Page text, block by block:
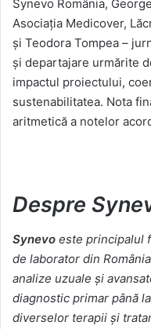
Synevo România,
Asociația Medicover,
și Teodora Tompea –
și departajare urmărite
impactul proiectului,
sustenabilitatea. Nota
aritmetică a notelor
Despre
Synevo este principalul
de laborator din
analize uzuale și
diagnostic primar până
diverselor terapii și